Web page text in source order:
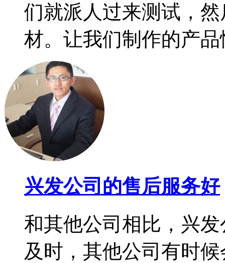
们就派人过来测试，
材。让我们制作的产
兴发公司的售后服务好
和其他公司相比，兴
及时，其他公司有时